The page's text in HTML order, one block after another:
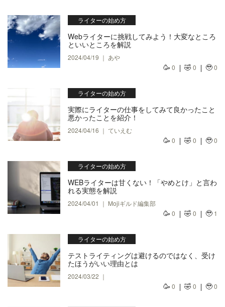
ライターの始め方
Webライターに挑戦してみよう！大変なところ
といいところを解説
2024/04/19 ｜ あや
🥳 0 🤣0 🥹0
ライターの始め方
実際にライターの仕事をしてみて良かったこと
悪かったことを紹介！
2024/04/16 ｜ ていえむ
🥳 0 🤣0 🥹0
ライターの始め方
WEBライターは甘くない！「やめとけ」と言わ
れる実態を解説
2024/04/01 ｜ Mojiギルド編集部
🥳 0 🤣0 🥹 1
ライターの始め方
テストライティングは避けるのではなく、受け
たほうがいい理由とは
2024/03/22 ｜
🥳 0 🤣0 🥹0